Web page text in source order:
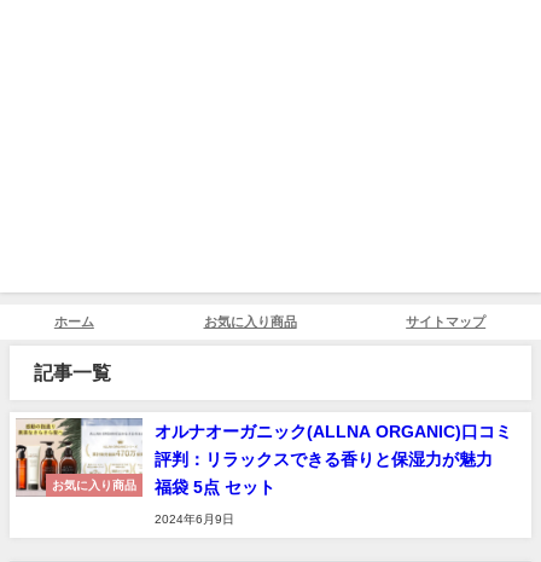
ホーム お気に入り商品 サイトマップ
記事一覧
お気に入り商品
オルナオーガニック(ALLNA ORGANIC)口コミ
評判：リラックスできる香りと保湿力が魅力
福袋 5点 セット
2024年6月9日